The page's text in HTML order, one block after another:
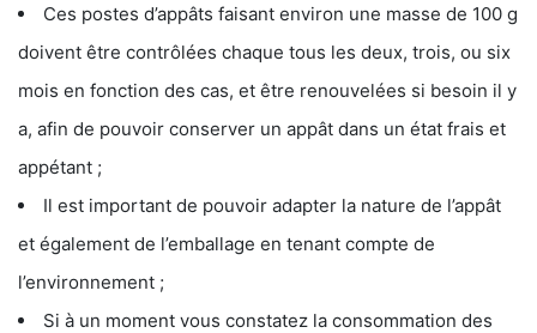
Ces postes d’appâts faisant environ une masse de 100 g
doivent être contrôlées chaque tous les deux, trois, ou six
mois en fonction des cas, et être renouvelées si besoin il y
a, afin de pouvoir conserver un appât dans un état frais et
appétant ;
Il est important de pouvoir adapter la nature de l’appât
et également de l’emballage en tenant compte de
l’environnement ;
Si à un moment vous constatez la consommation des